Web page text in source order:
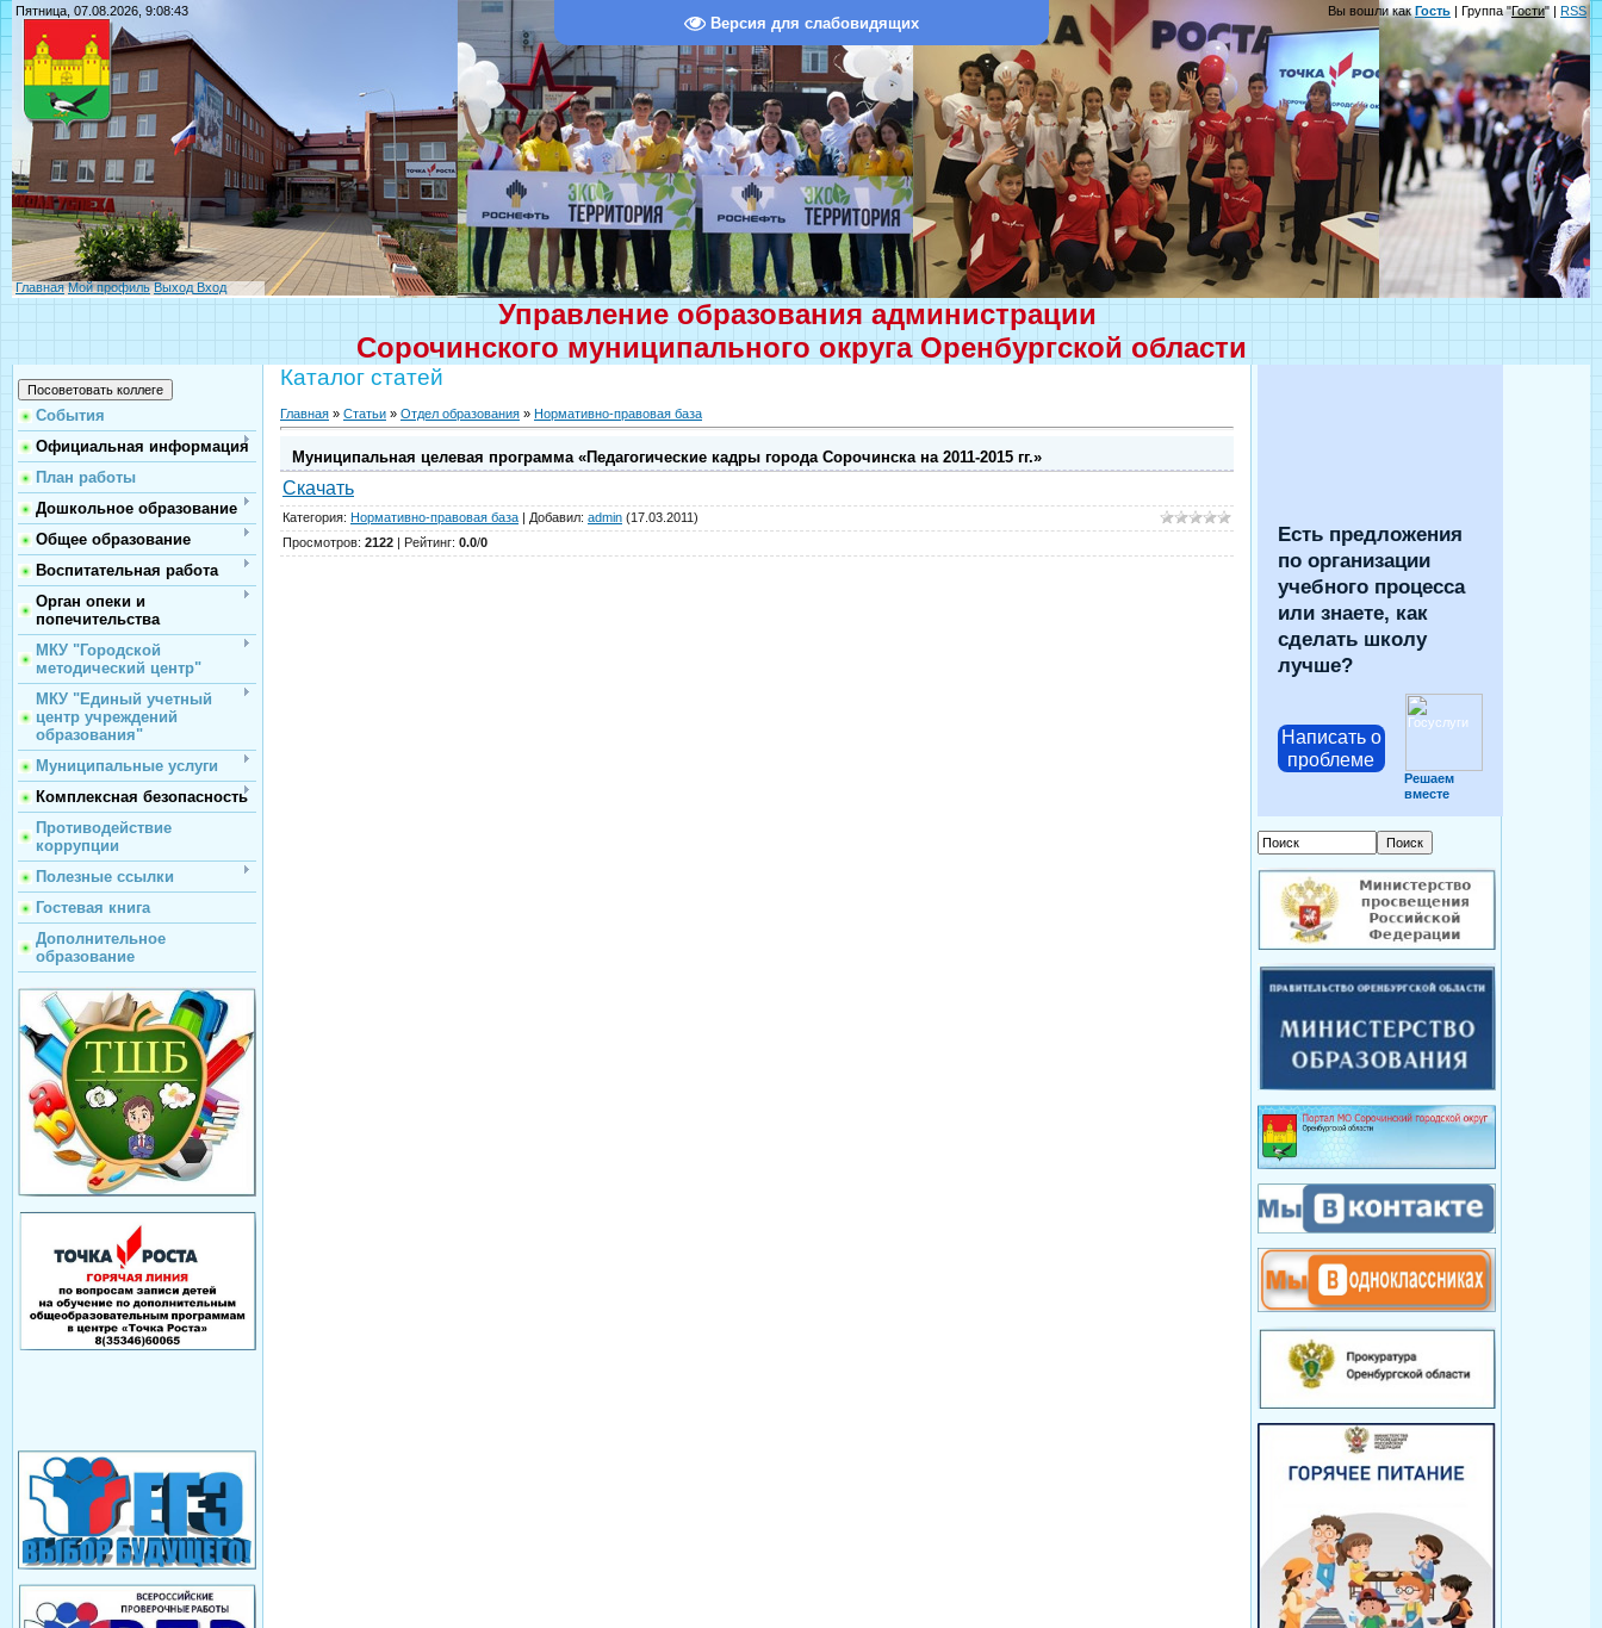
Версия для слабовидящих
Пятница, 07.08.2026, 9:08:43 Вы вошли какГость | Группа "Гости" | RSS
Главная Мой профиль Выход Вход
Управление образования администрации
Сорочинского муниципального округа Оренбургской области
События
Официальная информация
План работы
Дошкольное образование
Общее образование
Воспитательная работа
Орган опеки и
попечительства
МКУ "Городской
методический центр"
МКУ "Единый учетный
центр учреждений
образования"
Муниципальные услуги
Комплексная безопасность
Противодействие
коррупции
Полезные ссылки
Гостевая книга
Дополнительное
образование
Каталог статей
Главная » Статьи » Отдел образования » Нормативно-правовая база
Муниципальная целевая программа «Педагогические кадры города Сорочинска на 2011-2015 гг.»
Скачать
Категория: Нормативно-правовая база | Добавил: admin (17.03.2011)
Просмотров: 2122 | Рейтинг: 0.0/0
Есть предложения
по организации
учебного процесса
или знаете, как
сделать школу
лучше?
Написать о
проблеме
Решаем
вместе